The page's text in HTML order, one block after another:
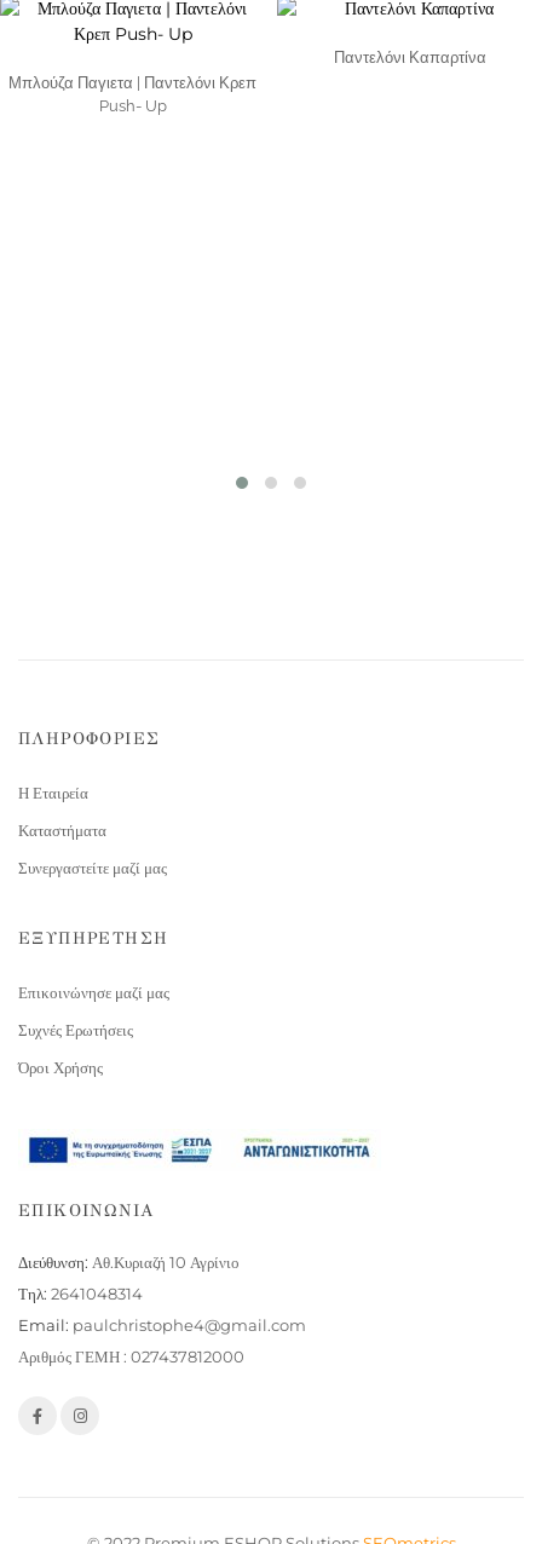
Μπλούζα Παγιετα | Παντελόνι Κρεπ
Push- Up
Παντελόνι Καπαρτίνα
ΠΛΗΡΟΦΟΡΙΕΣ
Η Εταιρεία
Καταστήματα
Συνεργαστείτε μαζί μας
ΕΞΥΠΗΡΕΤΗΣΗ
Επικοινώνησε μαζί μας
Συχνές Ερωτήσεις
Όροι Χρήσης
ΕΠΙΚΟΙΝΩΝΙΑ
Διεύθυνση: Αθ.Κυριαζή 10 Αγρίνιο
Τηλ: 2641048314
Email: paulchristophe4@gmail.com
Αριθμός ΓΕΜΗ : 027437812000